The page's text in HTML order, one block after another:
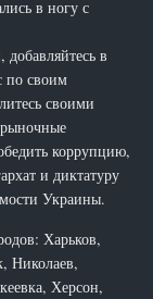
в ногу с
в
по своим
своими
коррупцию,
и диктатуру
Украины.
Харьков,
Николаев,
Херсон,